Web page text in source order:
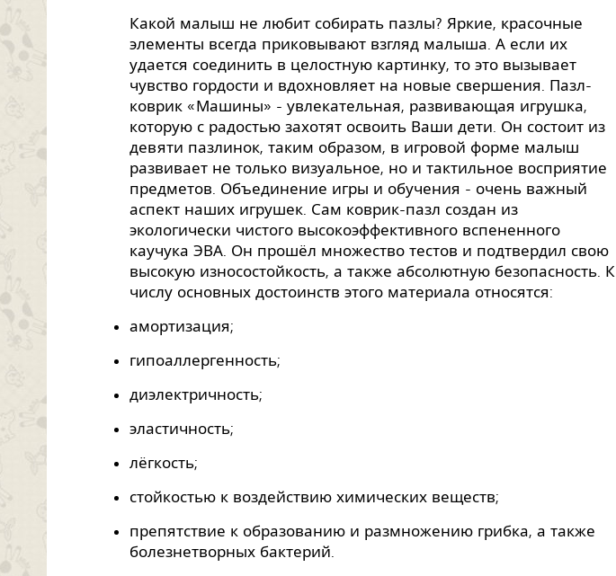
Какой малыш не любит собирать пазлы? Яркие, красочные
элементы всегда приковывают взгляд малыша. А если их
удается соединить в целостную картинку, то это вызывает
чувство гордости и вдохновляет на новые свершения. Пазл-
коврик «Машины» - увлекательная, развивающая игрушка,
которую с радостью захотят освоить Ваши дети. Он состоит из
девяти пазлинок, таким образом, в игровой форме малыш
развивает не только визуальное, но и тактильное восприятие
предметов. Объединение игры и обучения - очень важный
аспект наших игрушек. Сам коврик-пазл создан из
экологически чистого высокоэффективного вспененного
каучука ЭВА. Он прошёл множество тестов и подтвердил свою
высокую износостойкость, а также абсолютную безопасность. К
числу основных достоинств этого материала относятся:
амортизация;
гипоаллергенность;
диэлектричность;
эластичность;
лёгкость;
стойкостью к воздействию химических веществ;
препятствие к образованию и размножению грибка, а также
болезнетворных бактерий.